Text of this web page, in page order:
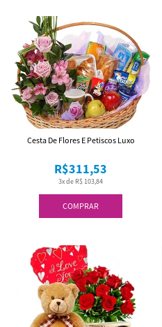
COMPRAR
3x de R$ 103,84
R$311,53
Cesta De Flores E Petiscos Luxo